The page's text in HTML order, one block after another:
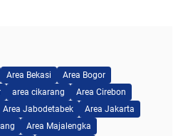
Area Bekasi
Area Bogor
area cikarang
Area Cirebon
Area Jabodetabek
Area Jakarta
Area Majalengka